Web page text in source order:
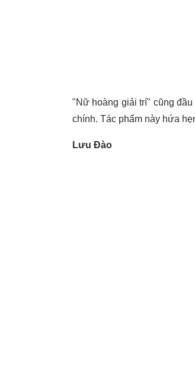
"Nữ hoàng giải trí" cũng
chính. Tác phẩm này hứa
Lưu Đào